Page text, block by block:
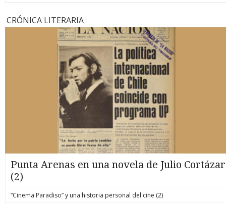
CRÓNICA LITERARIA
Punta Arenas en una novela de Julio Cortázar
(2)
“Cinema Paradiso” y una historia personal del cine (2)